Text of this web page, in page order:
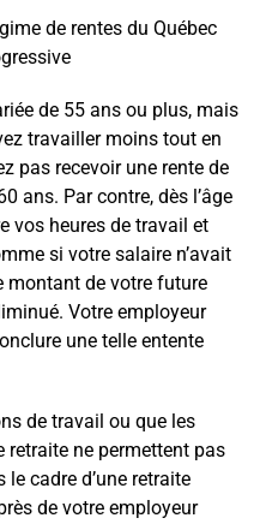
de rentes du Québec
de 55 ans ou plus, mais
travailler moins tout en
pas recevoir une rente de
ans. Par contre, dès l’âge
vos heures de travail et
si votre salaire n’avait
montant de votre future
Votre employeur
une telle entente
de travail ou que les
retraite ne permettent pas
cadre d’une retraite
de votre employeur